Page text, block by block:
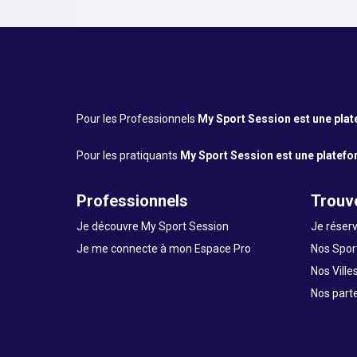
Pour les Professionnels My Sport Session est une
Pour les pratiquants My Sport Session est une
Professionnels
Je découvre My Sport Session
Je me connecte à mon Espace Pro
Je
Nos
Nos Villes
Nos